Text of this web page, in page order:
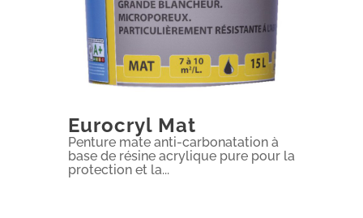
Eurocryl Mat
Penture mate anti-carbonatation à
base de résine acrylique pure pour la
protection et la...